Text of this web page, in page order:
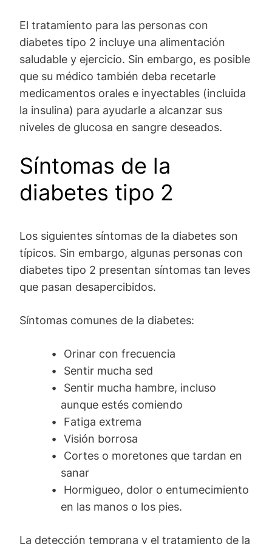
El tratamiento para las personas con
diabetes tipo 2 incluye una alimentación
saludable y ejercicio. Sin embargo, es posible
que su médico también deba recetarle
medicamentos orales e inyectables (incluida
la insulina) para ayudarle a alcanzar sus
niveles de glucosa en sangre deseados.
Síntomas de la
diabetes tipo 2
Los siguientes síntomas de la diabetes son
típicos. Sin embargo, algunas personas con
diabetes tipo 2 presentan síntomas tan leves
que pasan desapercibidos.
Síntomas comunes de la diabetes:
Orinar con frecuencia
Sentir mucha sed
Sentir mucha hambre, incluso
aunque estés comiendo
Fatiga extrema
Visión borrosa
Cortes o moretones que tardan en
sanar
Hormigueo, dolor o entumecimiento
en las manos o los pies.
La detección temprana y el tratamiento de la